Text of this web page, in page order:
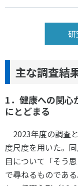
主な調査結
1． 健康への関心
にとどまる
2023年度の調査
度尺度を用いた。
目について「そう
で尋ねるものであ